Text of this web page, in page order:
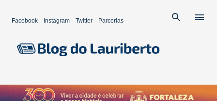
Facebook Instagram Twitter Parcerias